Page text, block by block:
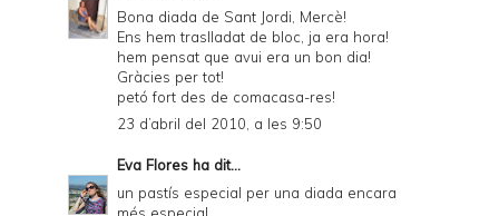
Bona diada de Sant Jordi, Mercè!
Ens hem traslladat de bloc, ja era hora!
hem pensat que avui era un bon dia!
Gràcies per tot!
petó fort des de comacasa-res!
23 d’abril del 2010, a les 9:50
Eva Flores ha dit...
un pastís especial per una diada encara
més especial.